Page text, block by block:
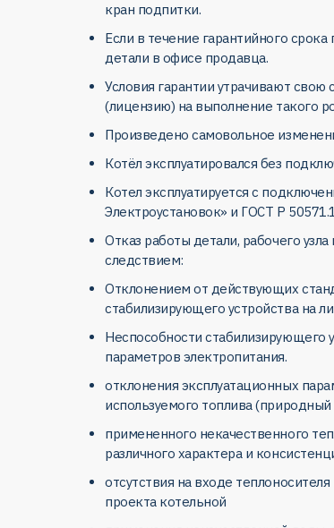
кран подпитки.
Если в течение гарантийного
детали в офисе продавца.
Условия гарантии утрачивают
(лицензию) на выполнение такого
Произведено самовольное
Котёл эксплуатировался без
Котел эксплуатируется с
Электроустановок» и ГОСТ Р
Отказ работы детали, рабочего
следствием:
Отклонением от действующих
стабилизирующего устройства на
Неспособности стабилизирующего
параметров электропитания.
отклонения эксплуатационных
используемого топлива
примененного некачественного
различного характера и
отсутствия на входе
проекта котельной